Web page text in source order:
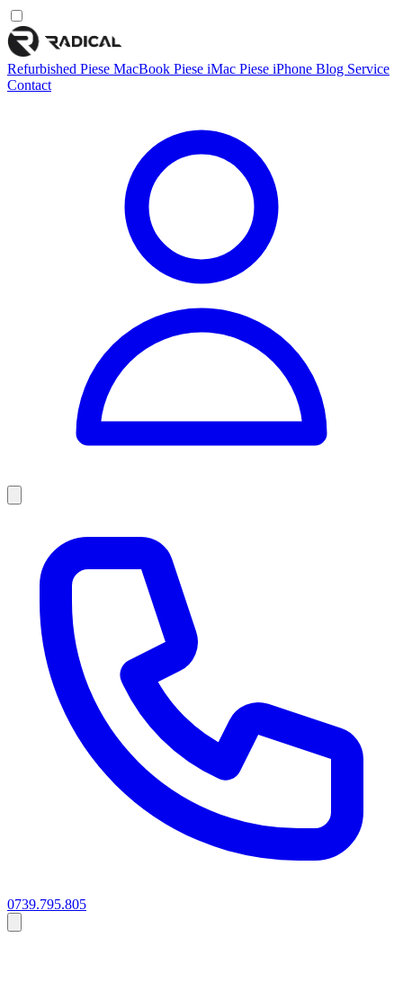
Refurbished Piese MacBook Piese iMac Piese iPhone Blog Service
Contact
0739.795.805